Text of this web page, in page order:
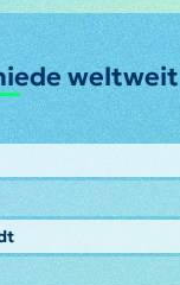
weltweit